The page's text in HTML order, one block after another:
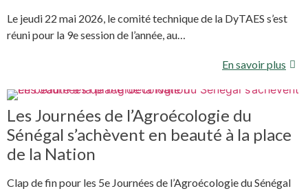
Le jeudi 22 mai 2026, le comité technique de la DyTAES s’est
réuni pour la 9e session de l’année, au…
En savoir plus
Les Journées de l’Agroécologie du
Sénégal s’achèvent en beauté à la place
de la Nation
Clap de fin pour les 5e Journées de l’Agroécologie du Sénégal